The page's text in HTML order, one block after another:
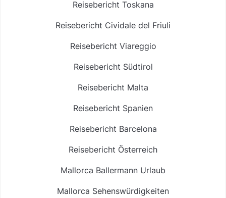
Reisebericht Toskana
Reisebericht Cividale del Friuli
Reisebericht Viareggio
Reisebericht Südtirol
Reisebericht Malta
Reisebericht Spanien
Reisebericht Barcelona
Reisebericht Österreich
Mallorca Ballermann Urlaub
Mallorca Sehenswürdigkeiten